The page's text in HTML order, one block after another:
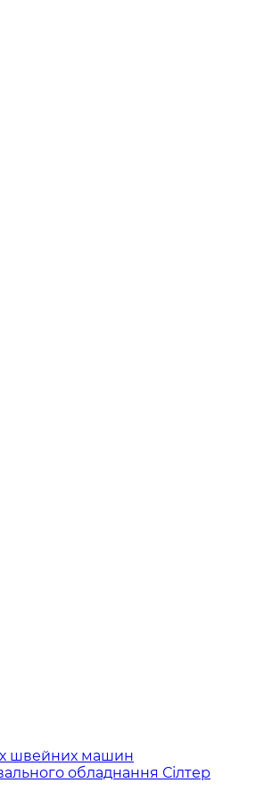
швейних машин
обладнання Сілтер